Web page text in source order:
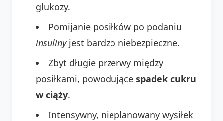
glukozy.
Pomijanie posiłków po podaniu
insulinyjest bardzo niebezpieczne.
Zbyt długie przerwy między
posiłkami, powodujące spadek cukru
w ciąży.
Intensywny, nieplanowany wysiłek